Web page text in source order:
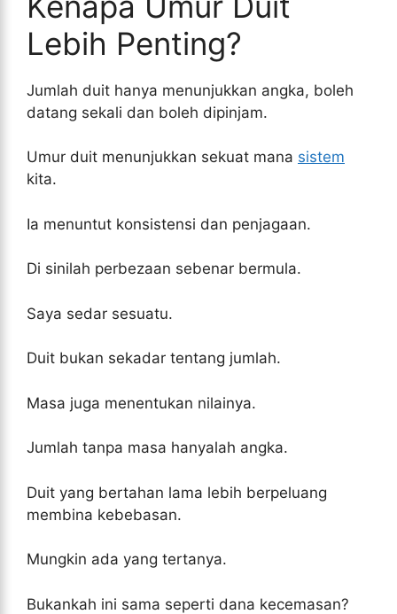
Lebih Penting?
Jumlah duit hanya menunjukkan angka, boleh
datang sekali dan boleh dipinjam.
Umur duit menunjukkan sekuat mana sistem
kita.
Ia menuntut konsistensi dan penjagaan.
Di sinilah perbezaan sebenar bermula.
Saya sedar sesuatu.
Duit bukan sekadar tentang jumlah.
Masa juga menentukan nilainya.
Jumlah tanpa masa hanyalah angka.
Duit yang bertahan lama lebih berpeluang
membina kebebasan.
Mungkin ada yang tertanya.
Bukankah ini sama seperti dana kecemasan?